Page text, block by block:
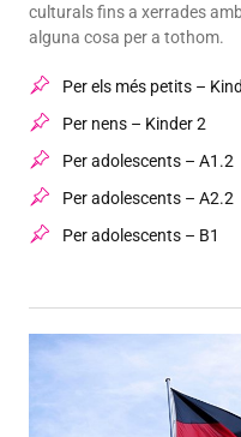
culturals fins a xerrades
alguna cosa per a tothom.
Per els més petits –
Per nens – Kinder 2
Per adolescents – A1.2
Per adolescents – A2.2
Per adolescents – B1